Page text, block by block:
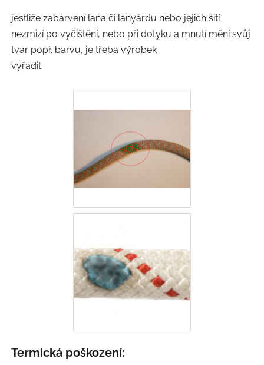
jestliže zabarvení lana či lanyárdu nebo jejich šití
nezmizí po vyčištění, nebo při dotyku a mnutí mění svůj
tvar popř. barvu, je třeba výrobek
vyřadit.
Termická poškození: